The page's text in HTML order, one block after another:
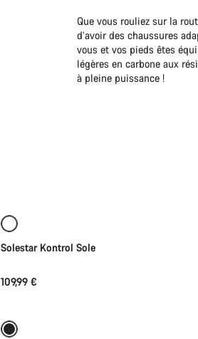
Que vous rouliez sur la
d’avoir des chaussures
vous et vos pieds êtes
légères en carbone aux
à pleine puissance !
Solestar Kontrol Sole
109,99 €